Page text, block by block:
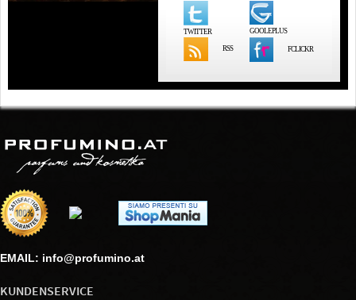
TWITTER GOOLEPLUS
RSS FCLICKR
EMAIL: info@profumino.at
KUNDENSERVICE